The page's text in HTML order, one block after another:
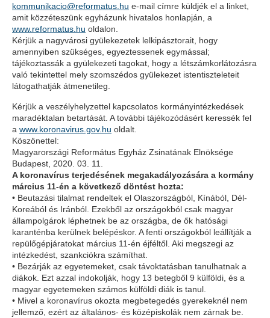
kommunikacio@reformatus.hu e-mail címre küldjék el a linket,
amit közzéteszünk egyházunk hivatalos honlapján, a
www.reformatus.hu oldalon.
Kérjük a nagyvárosi gyülekezetek lelkipásztorait, hogy
amennyiben szükséges, egyeztessenek egymással;
tájékoztassák a gyülekezeti tagokat, hogy a létszámkorlátozásra
való tekintettel mely szomszédos gyülekezet istentiszteleteit
látogathatják átmenetileg.
Kérjük a veszélyhelyzettel kapcsolatos kormányintézkedések
maradéktalan betartását. A további tájékozódásért keressék fel
a www.koronavirus.gov.hu oldalt.
Köszönettel:
Magyarországi Református Egyház Zsinatának Elnöksége
Budapest, 2020. 03. 11.
A koronavírus terjedésének megakadályozására a kormány
március 11-én a következő döntést hozta:
• Beutazási tilalmat rendeltek el Olaszországból, Kínából, Dél-
Koreából és Iránból. Ezekből az országokból csak magyar
állampolgárok léphetnek be az országba, de ők hatósági
karanténba kerülnek belépéskor. A fenti országokból leállítják a
repülőgépjáratokat március 11-én éjféltől. Aki megszegi az
intézkedést, szankciókra számíthat.
• Bezárják az egyetemeket, csak távoktatásban tanulhatnak a
diákok. Ezt azzal indokolják, hogy 13 betegből 9 külföldi, és a
magyar egyetemeken számos külföldi diák is tanul.
• Mivel a koronavírus okozta megbetegedés gyerekeknél nem
jellemző, ezért az általános- és középiskolák nem zárnak be.